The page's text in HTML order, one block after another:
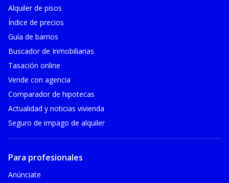
Alquiler de pisos
Índice de precios
Guía de barrios
Buscador de Inmobiliarias
Tasación online
Vende con agencia
Comparador de hipotecas
Actualidad y noticias vivienda
Seguro de impago de alquiler
Para profesionales
Anúnciate